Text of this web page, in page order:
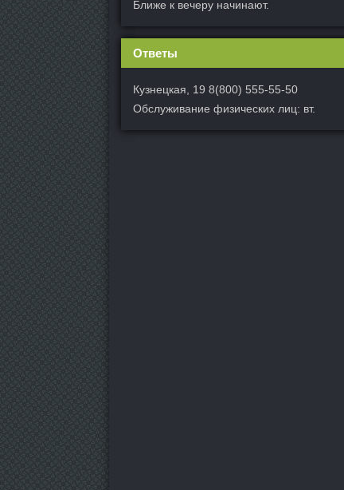
Ближе к вечеру начинают.
Ответы
Кузнецкая, 19 8(800) 555-55-50
Обслуживание физических лиц: вт.